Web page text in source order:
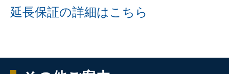
延長保証の詳細はこちら